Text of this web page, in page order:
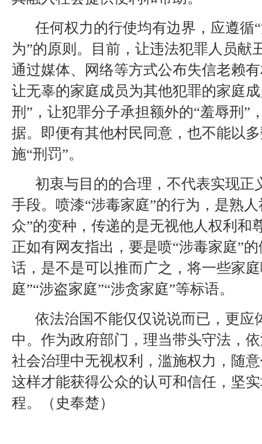
任何权力的行使均有边界，应遵循
为”的原则。目前，让违法犯罪人员献
通过媒体、网络等方式公布失信老赖
让无辜的家庭成员为其他犯罪的家庭
刑”，让犯罪分子承担额外的“羞辱刑”
据。即便有其他村民同意，也不能以
施“刑罚”。
初衷与目的的合理，不代表实现正
手段。喷漆“涉毒家庭”的行为，是熟
众”的变种，传递的是无视他人权利和
正如有网友指出，要是喷“涉毒家庭”
话，是不是可以推而广之，将一些家
庭”“涉盗家庭”“涉贪家庭”等标语。
依法治国不能仅仅说说而已，更应
中。作为政府部门，理当带头守法，
社会治理中无视权利，滥施权力，随
这样才能获得公众的认可和信任，坚
程。（史奉楚）